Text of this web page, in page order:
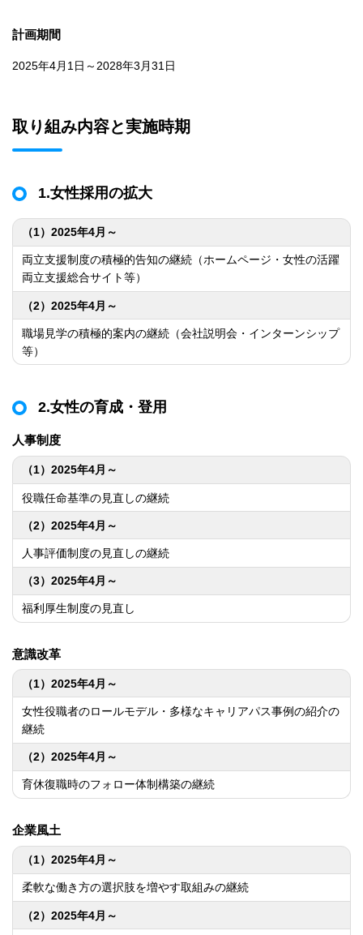
計画期間
2025年4月1日～2028年3月31日
取り組み内容と実施時期
1.女性採用の拡大
（1）2025年4月～
両立支援制度の積極的告知の継続（ホームページ・女性の活躍
両立支援総合サイト等）
（2）2025年4月～
職場見学の積極的案内の継続（会社説明会・インターンシップ
等）
2.女性の育成・登用
人事制度
（1）2025年4月～
役職任命基準の見直しの継続
（2）2025年4月～
人事評価制度の見直しの継続
（3）2025年4月～
福利厚生制度の見直し
意識改革
（1）2025年4月～
女性役職者のロールモデル・多様なキャリアパス事例の紹介の
継続
（2）2025年4月～
育休復職時のフォロー体制構築の継続
企業風土
（1）2025年4月～
柔軟な働き方の選択肢を増やす取組みの継続
（2）2025年4月～